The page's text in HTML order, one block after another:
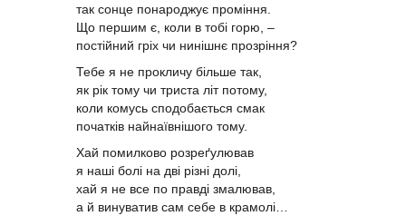
так сонце понароджує проміння.
Що першим є, коли в тобі горю, –
постійний гріх чи нинішнє прозріння?
Тебе я не прокличу більше так,
як рік тому чи триста літ потому,
коли комусь сподобається смак
початків найнаївнішого тому.
Хай помилково розреґулював
я наші болі на дві різні долі,
хай я не все по правді змалював,
а й винуватив сам себе в крамолі…